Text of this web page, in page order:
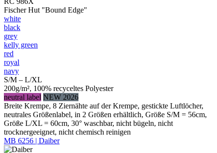
Fischer Hut "Bound Edge"
white
black
grey
kelly green
red
royal
navy
S/M – L/XL
200g/m², 100% recyceltes Polyester
neutral label NEW 2026
Breite Krempe, 8 Ziernähte auf der Krempe, gestickte Luftlöcher,
neutrales Größenlabel, in 2 Größen erhältlich, Größe S/M = 56cm,
Größe L/XL = 60cm, 30° waschbar, nicht bügeln, nicht
trocknergeeignet, nicht chemisch reinigen
MB 6256 | Daiber